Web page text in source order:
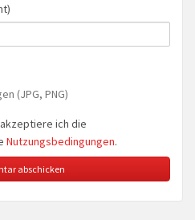
(JPG, PNG)
ich die
Nutzungsbedingungen.